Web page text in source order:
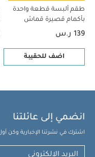
طقم ألبسة قطعة واحدة
بأكمام قصيرة قماش
عضوي بلون أبيض - 5 قطع
139 ر.س
اضف للحقيبة
انضمي إلى عائلتنا
اشترك في نشرتنا الإخبارية وكن